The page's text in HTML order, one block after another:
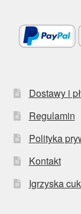
Dostawy i
Regulamin
Polityka
Kontakt
Igrzyska